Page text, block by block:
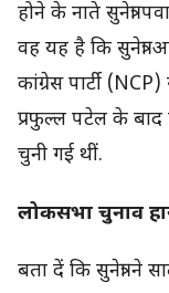
होने के नाते सुनेत्रा
वह यह है कि सुनेत्रा
कांग्रेस पार्टी
प्रफुल्ल पटेल के बाद
चुनी गई थीं.
लोकसभा चुनाव
बता दें कि सुनेत्रा ने